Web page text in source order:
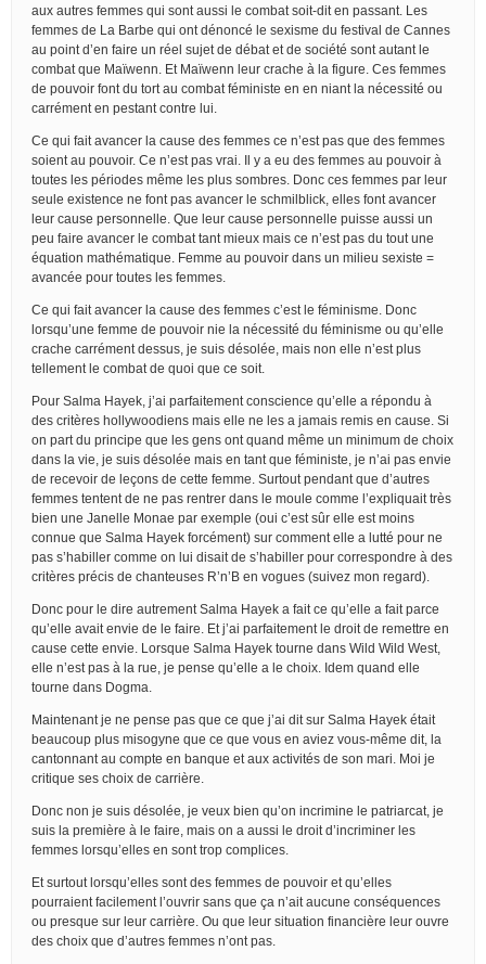
aux autres femmes qui sont aussi le combat soit-dit en passant. Les
femmes de La Barbe qui ont dénoncé le sexisme du festival de Cannes
au point d’en faire un réel sujet de débat et de société sont autant le
combat que Maïwenn. Et Maïwenn leur crache à la figure. Ces femmes
de pouvoir font du tort au combat féministe en en niant la nécessité ou
carrément en pestant contre lui.
Ce qui fait avancer la cause des femmes ce n’est pas que des femmes
soient au pouvoir. Ce n’est pas vrai. Il y a eu des femmes au pouvoir à
toutes les périodes même les plus sombres. Donc ces femmes par leur
seule existence ne font pas avancer le schmilblick, elles font avancer
leur cause personnelle. Que leur cause personnelle puisse aussi un
peu faire avancer le combat tant mieux mais ce n’est pas du tout une
équation mathématique. Femme au pouvoir dans un milieu sexiste =
avancée pour toutes les femmes.
Ce qui fait avancer la cause des femmes c’est le féminisme. Donc
lorsqu’une femme de pouvoir nie la nécessité du féminisme ou qu’elle
crache carrément dessus, je suis désolée, mais non elle n’est plus
tellement le combat de quoi que ce soit.
Pour Salma Hayek, j’ai parfaitement conscience qu’elle a répondu à
des critères hollywoodiens mais elle ne les a jamais remis en cause. Si
on part du principe que les gens ont quand même un minimum de choix
dans la vie, je suis désolée mais en tant que féministe, je n’ai pas envie
de recevoir de leçons de cette femme. Surtout pendant que d’autres
femmes tentent de ne pas rentrer dans le moule comme l’expliquait très
bien une Janelle Monae par exemple (oui c’est sûr elle est moins
connue que Salma Hayek forcément) sur comment elle a lutté pour ne
pas s’habiller comme on lui disait de s’habiller pour correspondre à des
critères précis de chanteuses R’n’B en vogues (suivez mon regard).
Donc pour le dire autrement Salma Hayek a fait ce qu’elle a fait parce
qu’elle avait envie de le faire. Et j’ai parfaitement le droit de remettre en
cause cette envie. Lorsque Salma Hayek tourne dans Wild Wild West,
elle n’est pas à la rue, je pense qu’elle a le choix. Idem quand elle
tourne dans Dogma.
Maintenant je ne pense pas que ce que j’ai dit sur Salma Hayek était
beaucoup plus misogyne que ce que vous en aviez vous-même dit, la
cantonnant au compte en banque et aux activités de son mari. Moi je
critique ses choix de carrière.
Donc non je suis désolée, je veux bien qu’on incrimine le patriarcat, je
suis la première à le faire, mais on a aussi le droit d’incriminer les
femmes lorsqu’elles en sont trop complices.
Et surtout lorsqu’elles sont des femmes de pouvoir et qu’elles
pourraient facilement l’ouvrir sans que ça n’ait aucune conséquences
ou presque sur leur carrière. Ou que leur situation financière leur ouvre
des choix que d’autres femmes n’ont pas.